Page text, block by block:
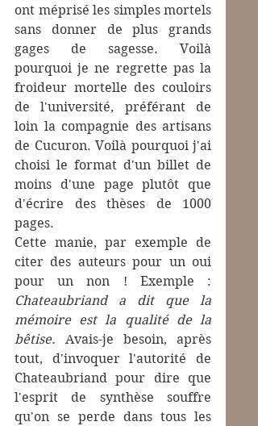
ont méprisé les simples mortels
sans donner de plus grands
gages de sagesse. Voilà
pourquoi je ne regrette pas la
froideur mortelle des couloirs
de l'université, préférant de
loin la compagnie des artisans
de Cucuron. Voilà pourquoi j'ai
choisi le format d'un billet de
moins d'une page plutôt que
d'écrire des thèses de 1000
pages.
Cette manie, par exemple de
citer des auteurs pour un oui
Chateaubriand a dit que la
mémoire est la qualité de la
bêtise. Avais-je besoin, après
tout, d'invoquer l'autorité de
Chateaubriand pour dire que
l'esprit de synthèse souffre
qu'on se perde dans tous les